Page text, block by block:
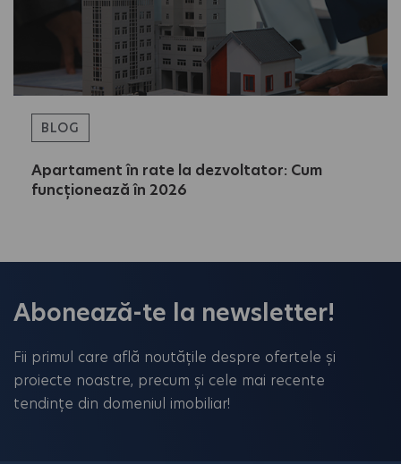
BLOG
Apartament în rate la dezvoltator: Cum
funcționează în 2026
Abonează-te la newsletter!
Fii primul care află noutățile despre ofertele și
proiecte noastre, precum și cele mai recente
tendințe din domeniul imobiliar!